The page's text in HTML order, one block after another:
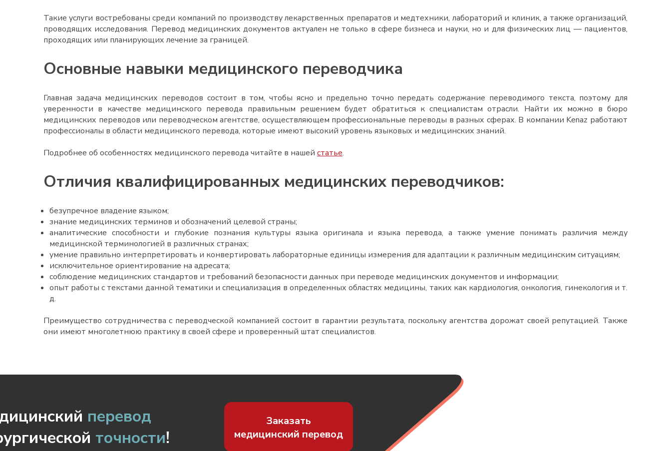
Такие услуги востребованы среди компаний по производству лекарственных препаратов и медтехники, лабораторий и клиник, а также организаций,
проводящих исследования. Перевод медицинских документов актуален не только в сфере бизнеса и науки, но и для физических лиц — пациентов,
проходящих или планирующих лечение за границей.
Основные навыки медицинского переводчика
Главная задача медицинских переводов состоит в том, чтобы ясно и предельно точно передать содержание переводимого текста, поэтому для
уверенности в качестве медицинского перевода правильным решением будет обратиться к специалистам отрасли. Найти их можно в бюро
медицинских переводов или переводческом агентстве, осуществляющем профессиональные переводы в разных сферах. В компании Kenaz работают
профессионалы в области медицинского перевода, которые имеют высокий уровень языковых и медицинских знаний.
Подробнее об особенностях медицинского перевода читайте в нашей статье.
Отличия квалифицированных медицинских переводчиков:
безупречное владение языком;
знание медицинских терминов и обозначений целевой страны;
аналитические способности и глубокие познания культуры языка оригинала и языка перевода, а также умение понимать различия между
медицинской терминологией в различных странах;
умение правильно интерпретировать и конвертировать лабораторные единицы измерения для адаптации к различным медицинским ситуациям;
исключительное ориентирование на адресата;
соблюдение медицинских стандартов и требований безопасности данных при переводе медицинских документов и информации;
опыт работы с текстами данной тематики и специализация в определенных областях медицины, таких как кардиология, онкология, гинекология и т.
д.
Преимущество сотрудничества с переводческой компанией состоит в гарантии результата, поскольку агентства дорожат своей репутацией. Также
они имеют многолетнюю практику в своей сфере и проверенный штат специалистов.
перевод
точности!
Заказать
медицинский перевод